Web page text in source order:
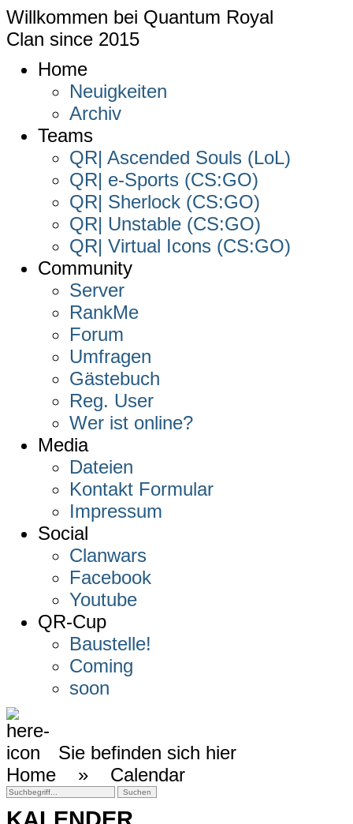
Willkommen bei Quantum Royal
Clan since 2015
Home
Neuigkeiten
Archiv
Teams
QR| Ascended Souls (LoL)
QR| e-Sports (CS:GO)
QR| Sherlock (CS:GO)
QR| Unstable (CS:GO)
QR| Virtual Icons (CS:GO)
Community
Server
RankMe
Forum
Umfragen
Gästebuch
Reg. User
Wer ist online?
Media
Dateien
Kontakt Formular
Impressum
Social
Clanwars
Facebook
Youtube
QR-Cup
Baustelle!
Coming
soon
Sie befinden sich hier
Home » Calendar